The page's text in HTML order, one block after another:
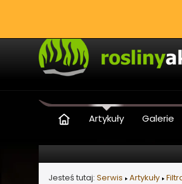
Artykuły Galerie
Jesteś tutaj: Serwis Artykuły